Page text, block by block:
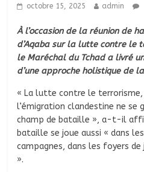
octobre 15, 2025 admin
À l’occasion de la réunion de
d’Aqaba sur la lutte contre le
le Maréchal du Tchad a livré
d’une approche holistique de
« La lutte contre le
l’émigration clandestine ne se
champ de bataille », a-t-il
bataille se joue aussi « dans
campagnes, dans les foyers
».